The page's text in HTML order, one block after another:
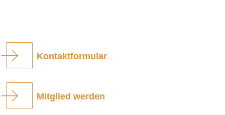
Kontaktformular
Mitglied werden